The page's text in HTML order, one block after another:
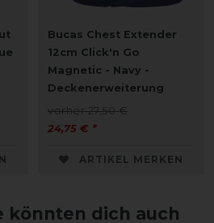
Bucas Chest Extender
12cm Click'n Go
Magnetic - Navy -
Deckenerweiterung
vorher 27,50 €
24,75 € *
ARTIKEL MERKEN
könnten dich auch